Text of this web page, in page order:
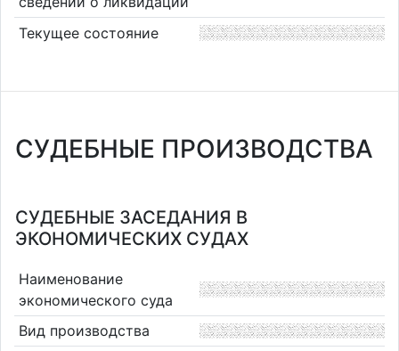
Текущее состояние
СУДЕБНЫЕ ПРОИЗВОДСТВА
СУДЕБНЫЕ ЗАСЕДАНИЯ В
ЭКОНОМИЧЕСКИХ СУДАХ
Наименование
экономического суда
Вид производства